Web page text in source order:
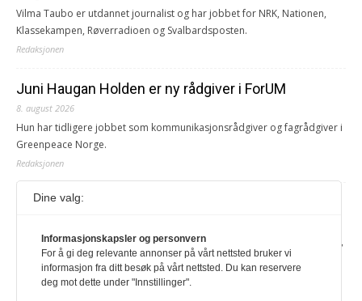
Vilma Taubo er utdannet journalist og har jobbet for NRK, Nationen,
Klassekampen, Røverradioen og Svalbardsposten.
Redaksjonen
Juni Haugan Holden er ny rådgiver i ForUM
8. august 2026
Hun har tidligere jobbet som kommunikasjonsrådgiver og fagrådgiver i
Greenpeace Norge.
Redaksjonen
Journalist fra Vietnam idømt 7 års fengsel
Kommunistpartiet i Vietnam har total kontroll over alle offisielle medier,
aviser, TV- og radiokanaler. For å lese denne må du ha abonnement
Logg inn her Ny abonnent? Velg Årsabonnement, Månedsabonnement
Dine valg:
Informasjonskapsler og personvern
For å gi deg relevante annonser på vårt nettsted bruker vi
informasjon fra ditt besøk på vårt nettsted. Du kan reservere
deg mot dette under "Innstillinger".